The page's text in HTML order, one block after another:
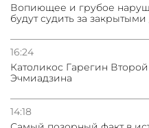
Вопиющее и грубое
будут судить за
16:24
Католикос Гарегин
Эчмиадзина
14:18